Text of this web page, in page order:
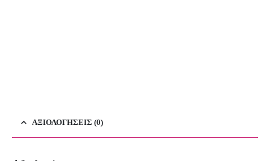
ΑΞΙΟΛΟΓΉΣΕΙΣ (0)